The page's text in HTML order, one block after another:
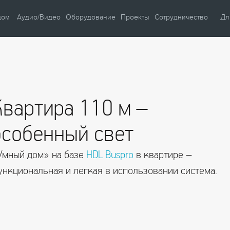
Аудио/Видео Оборудование Проекты Сотрудничество
110 м –
свет
дом» на базе HDL Buspro в квартире –
и легкая в использовании система.